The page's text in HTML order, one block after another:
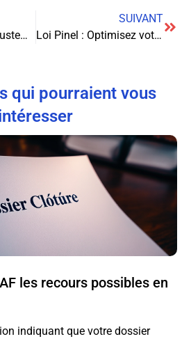
Le Mécanisme d’Ajustement Carbone aux Frontières : Une Révolution pour le Commerce International
SUIVANT
Loi Pinel : Optimisez votre investissement locatif et réduisez vos impôts
qui pourraient vous
les recours possibles en
indiquant que votre dossier